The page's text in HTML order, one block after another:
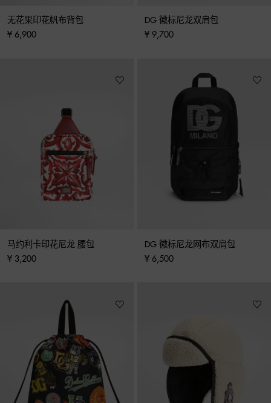
无花果印花帆布背包
¥ 6,900
DG 徽标尼龙双肩包
¥ 9,700
马约利卡印花尼龙 腰包
¥ 3,200
DG 徽标尼龙网布双肩包
¥ 6,500